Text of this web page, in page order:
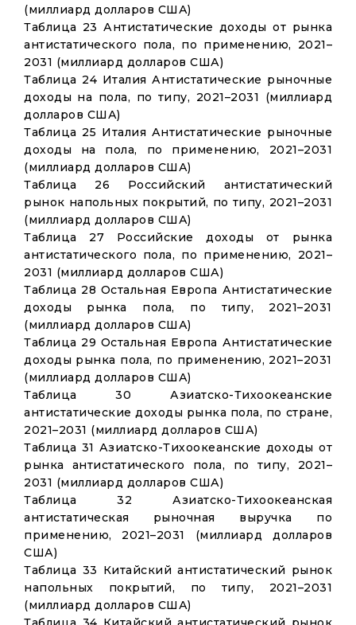
(миллиард долларов США)
Таблица 23 Антистатические доходы от рынка
антистатического пола, по применению, 2021–
2031 (миллиард долларов США)
Таблица 24 Италия Антистатические рыночные
доходы на пола, по типу, 2021–2031 (миллиард
долларов США)
Таблица 25 Италия Антистатические рыночные
доходы на пола, по применению, 2021–2031
(миллиард долларов США)
Таблица 26 Российский антистатический
рынок напольных покрытий, по типу, 2021–2031
(миллиард долларов США)
Таблица 27 Российские доходы от рынка
антистатического пола, по применению, 2021–
2031 (миллиард долларов США)
Таблица 28 Остальная Европа Антистатические
доходы рынка пола, по типу, 2021–2031
(миллиард долларов США)
Таблица 29 Остальная Европа Антистатические
доходы рынка пола, по применению, 2021–2031
(миллиард долларов США)
Таблица 30 Азиатско-Тихоокеанские
антистатические доходы рынка пола, по стране,
2021–2031 (миллиард долларов США)
Таблица 31 Азиатско-Тихоокеанские доходы от
рынка антистатического пола, по типу, 2021–
2031 (миллиард долларов США)
Таблица 32 Азиатско-Тихоокеанская
антистатическая рыночная выручка по
применению, 2021–2031 (миллиард долларов
США)
Таблица 33 Китайский антистатический рынок
напольных покрытий, по типу, 2021–2031
(миллиард долларов США)